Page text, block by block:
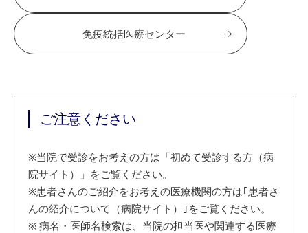
免疫統括医療センター
ご注意ください
※当院で受診をお考えの方は「初めて受診する方（病
院サイト）」をご覧ください。
※患者さんのご紹介をお考えの医療機関の方は｢患者さ
んの紹介について（病院サイト）｣をご覧ください。
※ 病名・医師名検索は、当院の担当医や関連する医療